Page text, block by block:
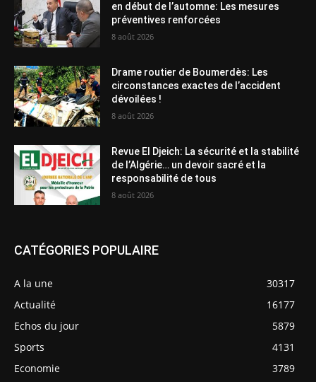
en début de l’automne: Les mesures
préventives renforcées
8 août 2026
Drame routier de Boumerdès: Les
circonstances exactes de l’accident
dévoilées !
8 août 2026
Revue El Djeich: La sécurité et la stabilité
de l’Algérie… un devoir sacré et la
responsabilité de tous
8 août 2026
CATÉGORIES POPULAIRE
A la une
30317
Actualité
16177
Echos du jour
5879
Sports
4131
Economie
3789